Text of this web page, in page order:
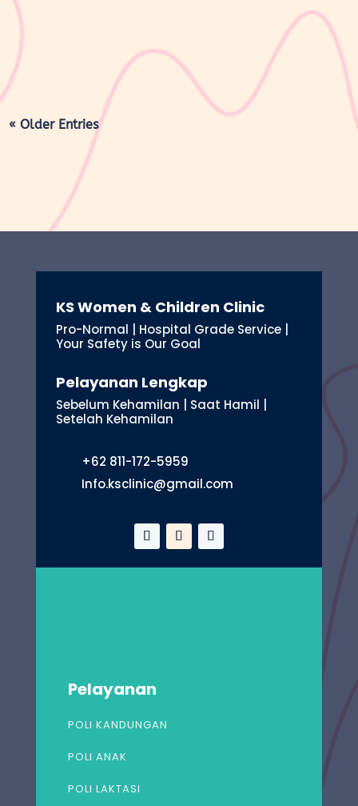
mengalami berbagai perubahan, mulai dari rahim yang berangsur
« Older Entries
KS Women & Children Clinic
Pro-Normal | Hospital Grade Service |
Your Safety is Our Goal
Pelayanan Lengkap
Sebelum Kehamilan | Saat Hamil |
Setelah Kehamilan
+62 811-172-5959
Info.ksclinic@gmail.com
Pelayanan
POLI KANDUNGAN
POLI ANAK
POLI LAKTASI